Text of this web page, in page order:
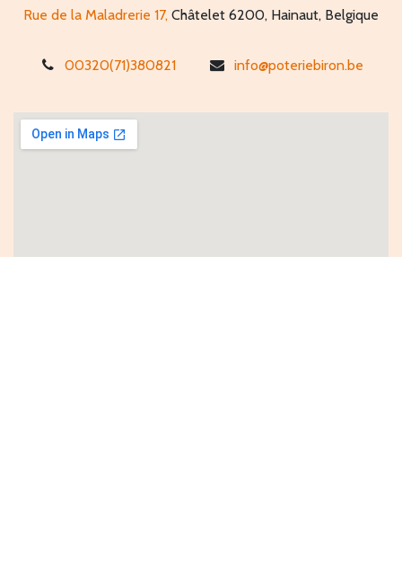
Rue de la Maladrerie 17, Châtelet 6200, Hainaut, Belgique
00320(71)380821 info@poteriebiron.be